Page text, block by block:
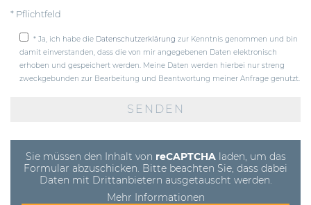
* Pflichtfeld
* Ja, ich habe die Datenschutzerklärung zur Kenntnis genommen und bin
damit einverstanden, dass die von mir angegebenen Daten elektronisch
erhoben und gespeichert werden. Meine Daten werden hierbei nur streng
zweckgebunden zur Bearbeitung und Beantwortung meiner Anfrage genutzt.
Sie müssen den Inhalt von reCAPTCHAladen, um das
Formular abzuschicken. Bitte beachten Sie, dass dabei
Daten mit Drittanbietern ausgetauscht werden.
Mehr Informationen